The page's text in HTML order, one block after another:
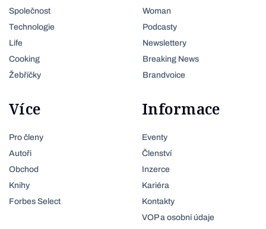
Společnost
Technologie
Life
Cooking
Žebříčky
Woman
Podcasty
Newslettery
Breaking News
Brandvoice
Více
Pro členy
Autoři
Obchod
Knihy
Forbes Select
Informace
Eventy
Členství
Inzerce
Kariéra
Kontakty
VOP a osobní údaje